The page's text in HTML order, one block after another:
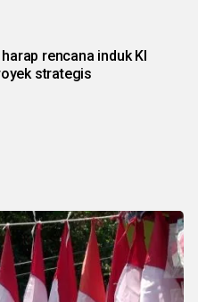
rencana induk KI
strategis